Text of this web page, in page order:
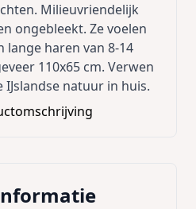
Milieuvriendelijk
ongebleekt. Ze voelen
lange haren van 8-14
110x65 cm. Verwen
natuur in huis.